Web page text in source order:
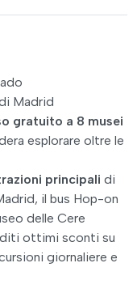
Madrid
gratuito a 8 musei
esplorare oltre le
principali di
il bus Hop-on
delle Cere
ottimi sconti su
giornaliere e